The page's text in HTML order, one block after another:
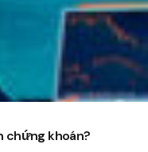
chứng khoán?